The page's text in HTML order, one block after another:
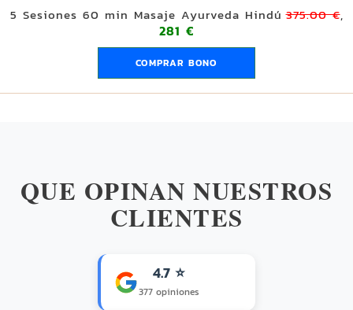
5 Sesiones 60 min Masaje Ayurveda Hindú 375.00 €,
281 €
COMPRAR BONO
QUE OPINAN NUESTROS
CLIENTES
4.7 ⭐
377 opiniones